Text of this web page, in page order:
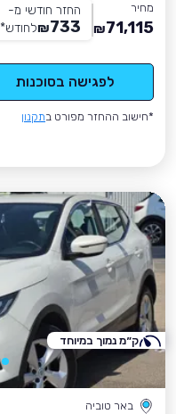
מחיר
71,115
₪
החזר חודשי מ-
733
₪לחודש*
לפגישה בסוכנות
*חישוב ההחזר מפורט בתקנון
באר טוביה
ק״מ נמוך במיוחד